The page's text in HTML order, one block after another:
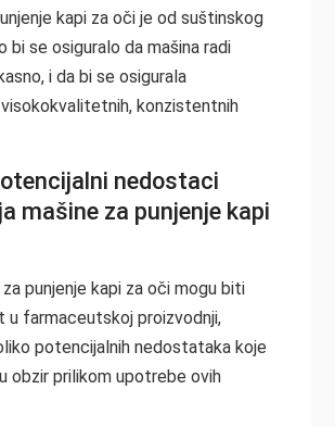
kapi za oči je od suštinskog
bi se osiguralo da mašina radi
i da bi se osigurala
konzistentnih
nedostaci
mašine za punjenje kapi
punjenje kapi za oči mogu biti
u farmaceutskoj proizvodnji,
potencijalnih nedostataka koje
obzir prilikom upotrebe ovih